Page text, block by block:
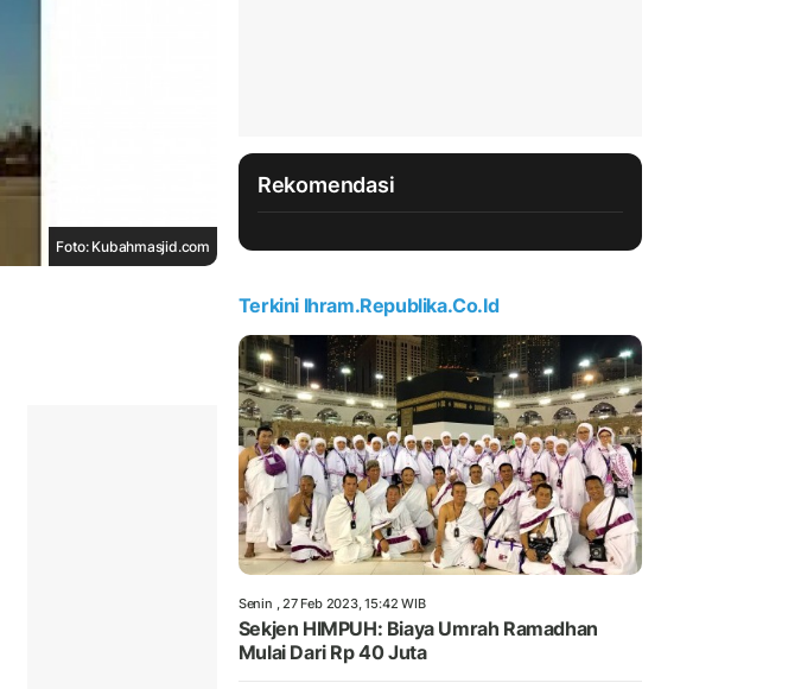
Foto: Kubahmasjid.com
Rekomendasi
Terkini Ihram.republika.co.id
Senin , 27 Feb 2023, 15:42 WIB
Sekjen HIMPUH: Biaya Umrah Ramadhan
Mulai Dari Rp 40 Juta